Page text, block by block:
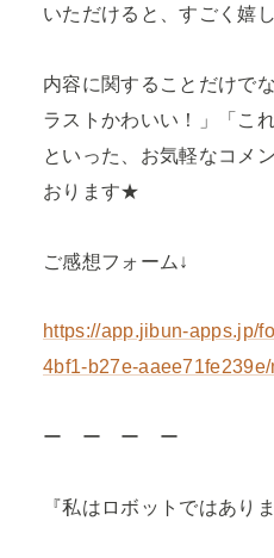
いただけると、すごく嬉し
内容に関することだけで
ラストかわいい！」「こ
といった、お気軽なコメ
おります★
ご感想フォーム↓
https://app.jibun-apps.jp/
4bf1-b27e-
ー ー ー ー
『私はロボットではあり